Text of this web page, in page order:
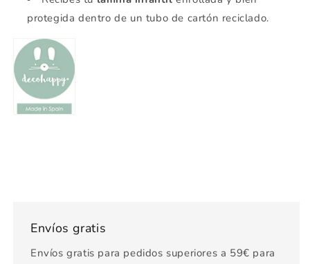
protegida dentro de un tubo de cartón reciclado.
Envíos gratis
Envíos gratis para pedidos superiores a 59€ para